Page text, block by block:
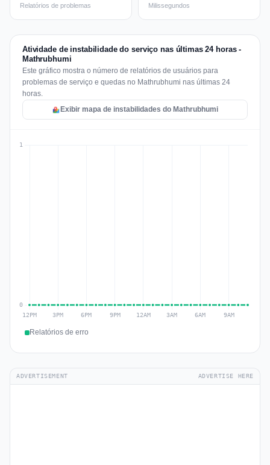
Relatórios de problemas Milissegundos
Atividade de instabilidade do serviço nas últimas 24 horas -
Mathrubhumi
Este gráfico mostra o número de relatórios de usuários para
problemas de serviço e quedas no Mathrubhumi nas últimas 24
horas.
Exibir mapa de instabilidades do Mathrubhumi
Relatórios de erro
ADVERTISEMENT ADVERTISE HERE